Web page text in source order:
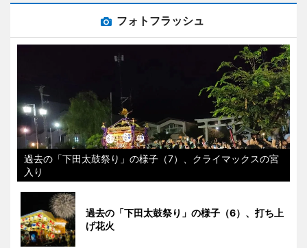
フォトフラッシュ
過去の「下田太鼓祭り」の様子（7）、クライマックスの宮
入り
過去の「下田太鼓祭り」の様子（6）、打ち上
げ花火